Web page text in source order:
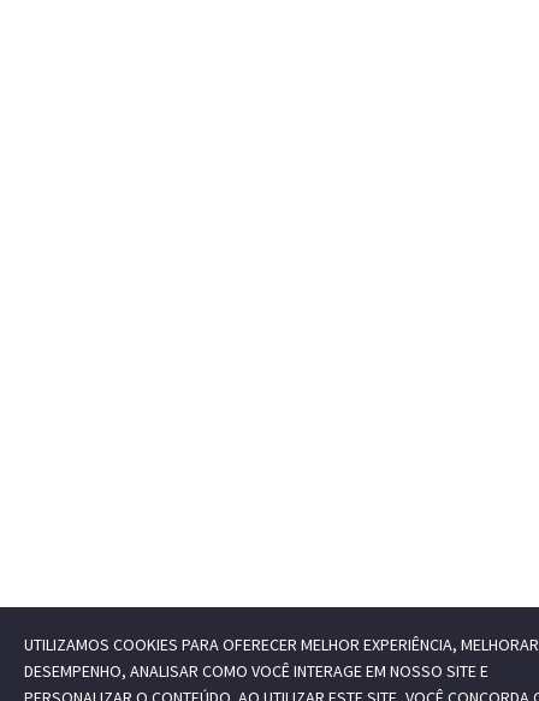
UTILIZAMOS COOKIES PARA OFERECER MELHOR EXPERIÊNCIA,
DESEMPENHO, ANALISAR COMO VOCÊ INTERAGE EM NOSSO SITE E